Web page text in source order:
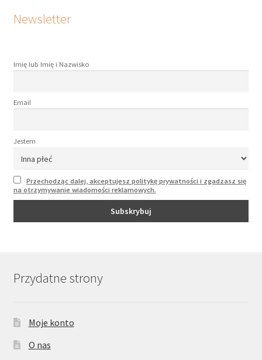
Newsletter
Imię lub Imię i Nazwisko
Email
Jestem
Przechodząc dalej, akceptujesz politykę prywatności i zgadzasz się
na otrzymywanie wiadomości reklamowych.
Przydatne strony
Moje konto
O nas